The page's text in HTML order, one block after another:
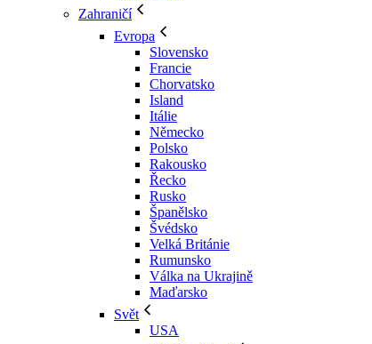
Zahraničí
Evropa
Slovensko
Francie
Chorvatsko
Island
Itálie
Německo
Polsko
Rakousko
Řecko
Rusko
Španělsko
Švédsko
Velká Británie
Rumunsko
Válka na Ukrajině
Maďarsko
Svět
USA